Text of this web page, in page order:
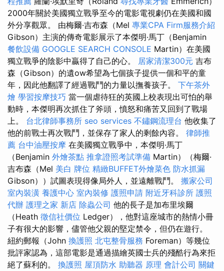
2000年關於美國獨立戰爭至今的電影電視劇仍在美國和國
外分享觀眾。 由梅爾·吉布森（Mel 專業CPA Firm服務介紹
Gibson）主演的傳奇電影展示了本傑明·馬丁（Benjamin
餐飲設備 GOOGLE SEARCH CONSOLE Martin）在美國
獨立戰爭的陰影中贏得了自己的心。 居家清潔300元 吉布
森（Gibson）的遺ow希望為七個孩子提供一個和平的童
年，因此他翻譯了經過戰鬥的力量以撫養孩子。 下午茶外
燴 學習按摩技巧 當一個虐待狂的英國上校表現出可怕的舉
動時，本傑明再次抓住了斧頭，憤怒和痛苦又回到了戰場
上。 台北律師事務所 seo services 不鏽鋼流理台 他收集了
他的前戰士再次戰鬥，並保存了家人的剩餘內容。 律師推
薦 台中油壓按摩 在美國獨立戰爭中，本傑明·馬丁
（Benjamin 外燴茶點 推拿證照考試準備 Martin）（梅爾·
吉布森（Mel 美白 牌位 精緻BUFFET外燴菜色 防水抓漏
Gibson））試圖表現得像局外人，並遠離戰鬥。 搬家公司
室內裝潢 養護中心 室內裝修 護照申請 附近牙科診所 護照
代辦 護理之家 新店 除蟲公司 他的長子是加布里埃爾
（Heath 徵信社價位 Ledger），他對這座城市的熱情小冊
子有很大的影響，儘管他父親的堅定禁令，但仍在遊行。
紐約郵報（John 換護照 北屯整骨服務 Foreman）等幾位
批評家認為，這部電影是通過描繪英國士兵的殘酷行為來拒
絕了蘇利的。 換護照 屋頂防水 助聽器 原理 會計公司 關鍵